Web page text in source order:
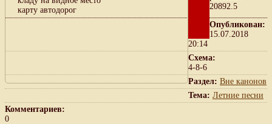
карту автодорог
20892.5
Опубликован:
15.07.2018
20:14
Схема:
4-8-6
Раздел: Вне канонов
Тема: Летние песни
Комментариев:
0